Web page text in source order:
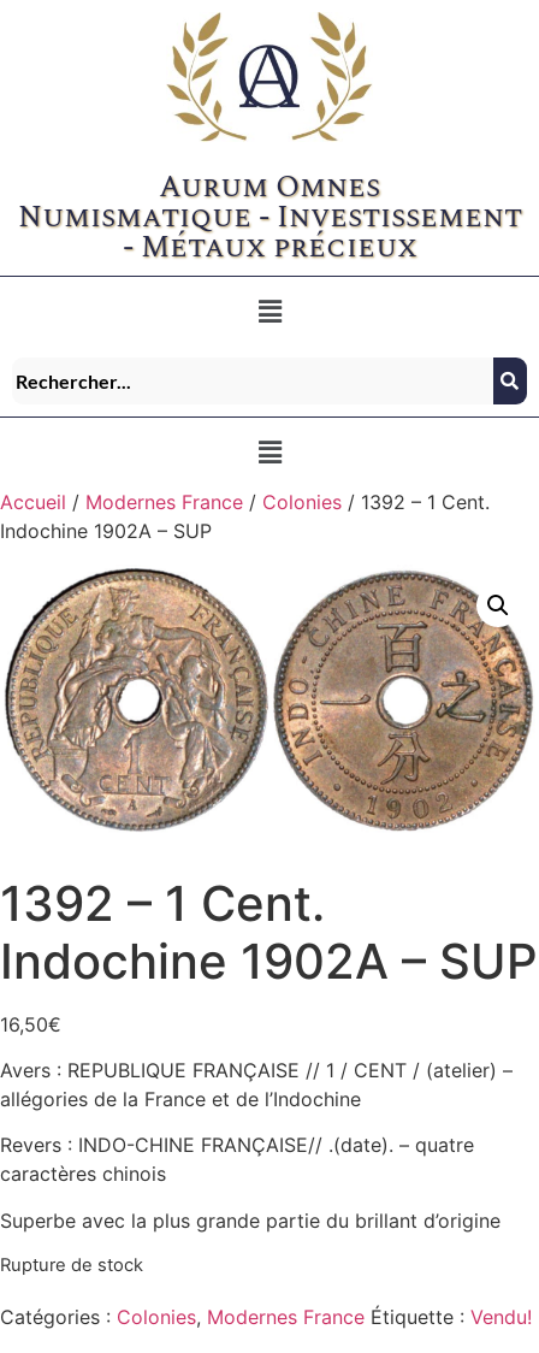
Aurum Omnes
Numismatique - Investissement
- Métaux précieux
Accueil / Modernes France / Colonies / 1392 – 1 Cent.
Indochine 1902A – SUP
1392 – 1 Cent.
Indochine 1902A – SUP
16,50€
Avers : REPUBLIQUE FRANÇAISE // 1 / CENT / (atelier) –
allégories de la France et de l’Indochine
Revers : INDO-CHINE FRANÇAISE// .(date). – quatre
caractères chinois
Superbe avec la plus grande partie du brillant d’origine
Rupture de stock
Catégories : Colonies, Modernes France Étiquette : Vendu!